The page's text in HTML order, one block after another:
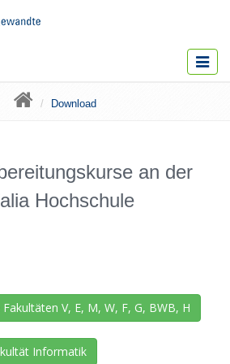
Toggle
Download
an der
Hochschule
V, E, M, W, F, G, BWB, H
Informatik